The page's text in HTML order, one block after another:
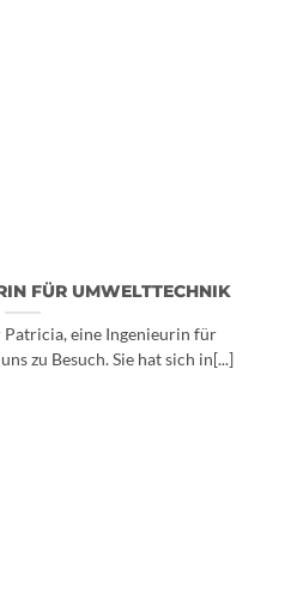
FÜR UMWELTTECHNIK
eine Ingenieurin für
zu Besuch. Sie hat sich in[...]